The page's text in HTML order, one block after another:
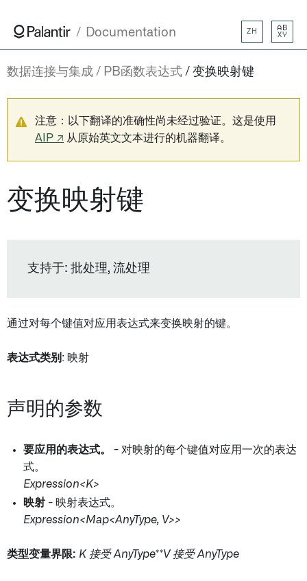
Documentation ZH
AB
XY
数据连接与集成 PB函数表达式 变换映射键
注意：以下翻译的准确性尚未经过验证。这是使用
AIP ↗ 从原始英文文本进行的机器翻译。
变换映射键
支持于: 批处理, 流处理
通过对每个键值对应用表达式来变换映射的键。
表达式类别 : 映射
声明的参数
要应用的表达式。
- 对映射的每个键值对应用一次的表达
式。
Expression<K>
映射 - 映射表达式。
Expression<Map<AnyType, V>>
类型变量界限: K 接受 AnyType**V 接受 AnyType